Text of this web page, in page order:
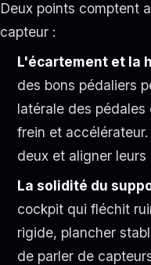
Deux points comptent
capteur :
L'écartement et la
des bons pédaliers
latérale des
frein et
deux et aligner
La solidité du
cockpit qui fléchit
rigide, plancher
de parler de